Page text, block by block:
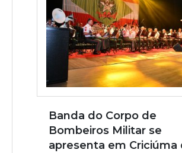
Banda do Corpo de
Bombeiros Militar se
apresenta em Criciúma